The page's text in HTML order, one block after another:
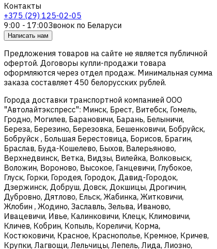
Контакты
+375 (29) 125-02-05
9:00 - 17:00Звонок по Беларуси
Написать нам
Предложения товаров на сайте не является публичной
офертой. Договоры купли-продажи товара
оформляются через отдел продаж. Минимальная сумма
заказа составляет 450 белорусских рублей.
Города доставки транспортной компанией ООО
"Автолайтэкспресс": Минск, Брест, Витебск, Гомель,
Гродно, Могилев, Барановичи, Барань, Белыничи,
Береза, Березино, Березовка, Бешенковичи, Бобруйск,
Бобруйск , Большая Берестовица, Борисов, Брагин,
Браслав, Буда-Кошелево, Быхов, Валерьяново,
Верхнедвинск, Ветка, Видзы, Вилейка, Волковыск,
Воложин, Вороново, Высокое, Ганцевичи, Глубокое,
Глуск, Горки, Городея, Городок, Давид-Городок,
Дзержинск, Добруш, Довск, Докшицы, Дрогичин,
Дубровно, Дятлово, Ельск, Жабинка, Житковичи,
Жлобин , Жодино, Заславль, Зельва, Иваново,
Ивацевичи, Ивье, Калинковичи, Клецк, Климовичи,
Кличев, Кобрин, Копыль, Кореличи, Корма,
Костюковичи, Красное, Краснополье, Кремное, Кричев,
Крупки, Лагвощи, Лельчицы, Лепель, Лида, Лиозно,